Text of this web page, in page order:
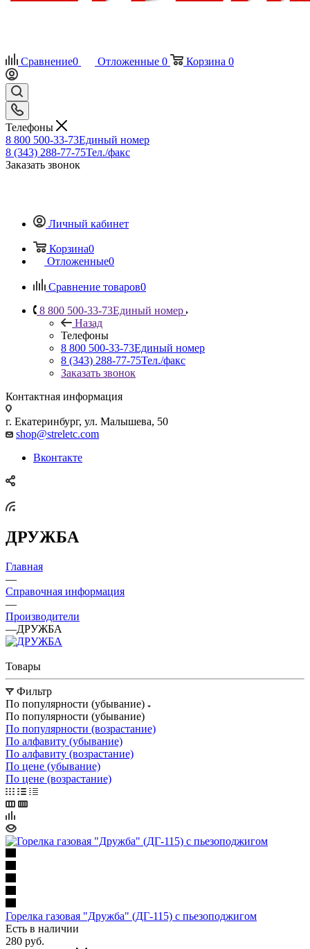
Сравнение0 Отложенные 0 Корзина 0
Телефоны
8 800 500-33-73Единый номер
8 (343) 288-77-75Тел./факс
Заказать звонок
Личный кабинет
Корзина0
Отложенные0
Сравнение товаров0
8 800 500-33-73Единый номер
Назад
Телефоны
8 800 500-33-73Единый номер
8 (343) 288-77-75Тел./факс
Заказать звонок
Контактная информация
г. Екатеринбург, ул. Малышева, 50
shop@streletc.com
Вконтакте
ДРУЖБА
Главная
—
Справочная информация
—
Производители
—ДРУЖБА
Товары
Фильтр
По популярности (убывание)
По популярности (убывание)
По популярности (возрастание)
По алфавиту (убывание)
По алфавиту (возрастание)
По цене (убывание)
По цене (возрастание)
Горелка газовая "Дружба" (ДГ-115) с пьезоподжигом
Есть в наличии
280 руб.